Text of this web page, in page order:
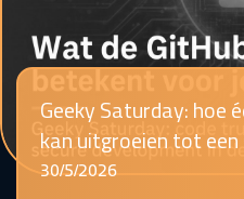
Geeky Saturday: hoe
kan uitgroeien tot
30/5/2026